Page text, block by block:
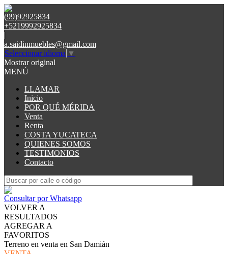
(99)92925834
+5219992925834
|
a.saidinmuebles@gmail.com
Seleccionar idioma ▼
Mostrar original
MENÚ
LLAMAR
Inicio
POR QUÉ MÉRIDA
Venta
Renta
COSTA YUCATECA
QUIENES SOMOS
TESTIMONIOS
Contacto
Consultar por Whatsapp
VOLVER A
RESULTADOS
AGREGAR A
FAVORITOS
Terreno en venta en San Damián